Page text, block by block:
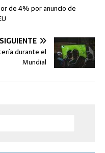
de 4% por anuncio de
SIGUIENTE
durante el
Mundial